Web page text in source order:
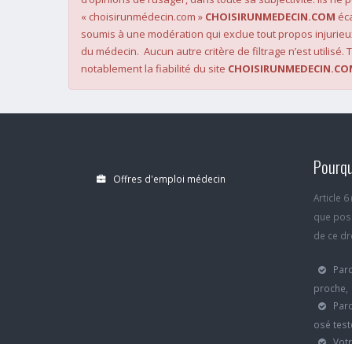
« choisirunmédecin.com » CHOISIRUNMEDECIN.COM
soumis à une modération qui exclue tout propos
du médecin. Aucun autre critère de filtrage n’est
notablement la fiabilité du site
Offres d'emploi médecin
Article
que
de ce
proche,
osé